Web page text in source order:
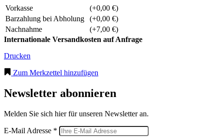
Vorkasse
(+0,00 €)
Barzahlung bei Abholung
(+0,00 €)
Nachnahme
(+7,00 €)
Internationale Versandkosten auf Anfrage
Drucken
Zum Merkzettel hinzufügen
Newsletter abonnieren
Melden Sie sich hier für unseren Newsletter an.
E-Mail Adresse *